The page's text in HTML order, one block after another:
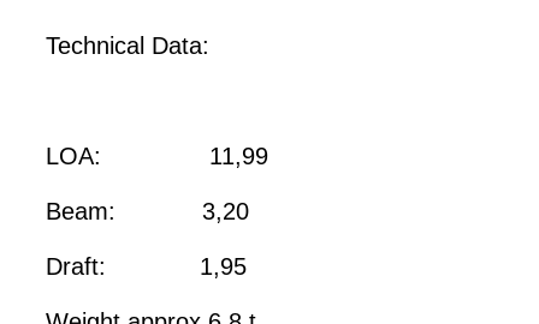
Technical Data:
LOA: 11,99
Beam: 3,20
Draft: 1,95